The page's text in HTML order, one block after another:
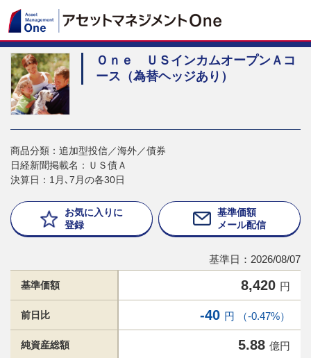
Ｏｎｅ ＵＳインカムオープンＡコ
ース（為替ヘッジあり）
商品分類：追加型投信／海外／債券
日経新聞掲載名：ＵＳ債Ａ
決算日：1月､7月の各30日
お気に入りに
登録
基準価額
メール配信
基準日：2026/08/07
基準価額 8,420 円
前日比 -40 円 （-0.47%）
純資産総額 5.88 億円